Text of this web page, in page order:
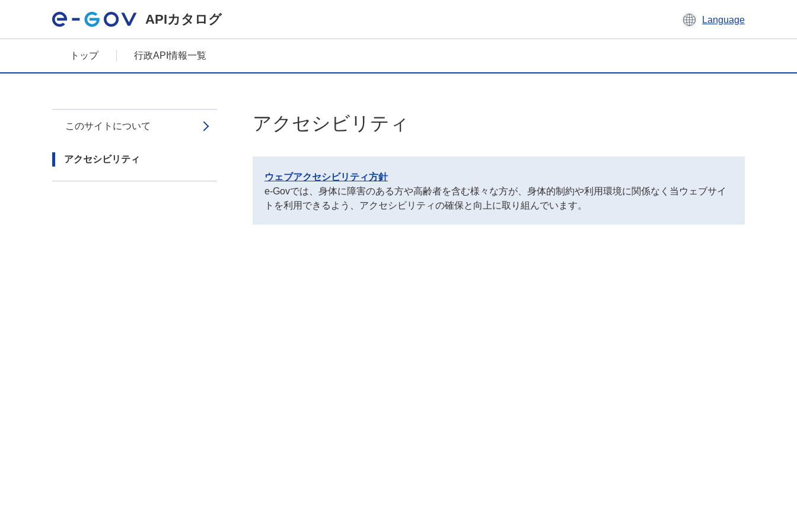
APIカタログ Language
トップ 行政API情報一覧
このサイトについて
アクセシビリティ
アクセシビリティ
ウェブアクセシビリティ方針
e-Govでは、身体に障害のある方や高齢者を含む様々な方が、身体的制約や利用環境に関係なく当ウェブサイ
トを利用できるよう、アクセシビリティの確保と向上に取り組んでいます。